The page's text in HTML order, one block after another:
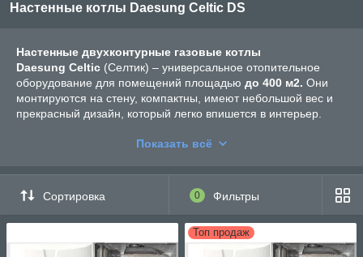
Настенные котлы Daesung Celtic DS
Настенные двухконтурные газовые котлы
Daesung Celtic (Селтик) – универсальное отопительное
оборудование для помещений площадью до 400 м2. Они
монтируются на стену, компактны, имеют небольшой вес и
прекрасный дизайн, который легко впишется в интерьер.
многоступенчатую автоматизированную систему
(пропане).
Котлы Celtic пользуются неизменным спросом благодаря
надежности, эффективности и оптимальному соотношению
Показать всё
Сортировка 0 Фильтры
Топ продаж